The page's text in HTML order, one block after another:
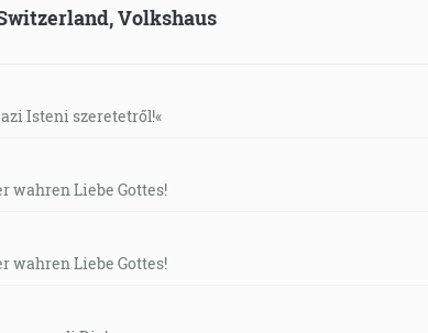
Volkshaus
Isteni szeretetről!«
wahren Liebe Gottes!
wahren Liebe Gottes!